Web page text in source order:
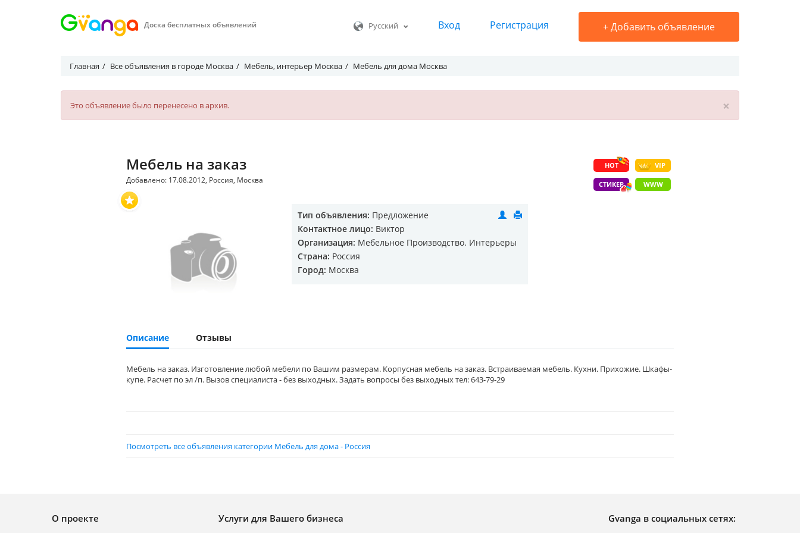
Доска бесплатных объявлений Русский Вход Регистрация +Добавить объявление
Главная Все объявления в городе Москва Мебель, интерьер Москва Мебель для дома Москва
×
Это объявление было перенесено в архив.
HOT VIP
СТИКЕР WWW
Мебель на заказ
Добавлено: 17.08.2012, Россия, Москва
Тип объявления: Предложение
Контактное лицо: Виктор
Организация: Мебельное Производство. Интерьеры
Страна: Россия
Город: Москва
Описание Отзывы
Мебель на заказ. Изготовление любой мебели по Вашим размерам. Корпусная мебель на заказ. Встраиваемая мебель. Кухни. Прихожие. Шкафы-
купе. Расчет по эл /п. Вызов специалиста - без выходных. Задать вопросы без выходных тел: 643-79-29
Посмотреть все объявления категории Мебель для дома - Россия
О проекте Услуги для Вашего бизнеса Gvanga в социальных сетях: